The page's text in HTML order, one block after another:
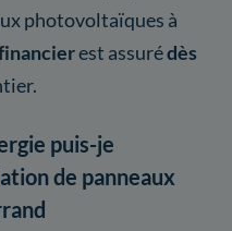
photovoltaïques à
est assurédès
puis-je
de panneaux